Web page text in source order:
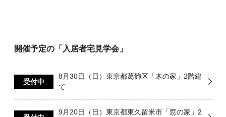
開催予定の「入居者宅見学会」
受付中
8月30日（日）東京都葛飾区「木の家」2階建
て
9月20日（日）東京都東久留米市「窓の家」2